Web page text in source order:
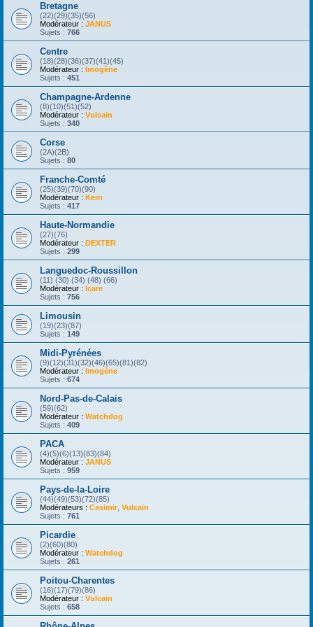
Bretagne
(22)(29)(35)(56)
Modérateur : JANUS
Sujets : 766
Centre
(18)(28)(36)(37)(41)(45)
Modérateur : Imogène
Sujets : 451
Champagne-Ardenne
(8)(10)(51)(52)
Modérateur : Vulcain
Sujets : 340
Corse
(2A)(2B)
Sujets : 80
Franche-Comté
(25)(39)(70)(90)
Modérateur : Kern
Sujets : 417
Haute-Normandie
(27)(76)
Modérateur : DEXTER
Sujets : 299
Languedoc-Roussillon
(11) (30) (34) (48) (66)
Modérateur : Icare
Sujets : 756
Limousin
(19)(23)(87)
Sujets : 149
Midi-Pyrénées
(9)(12)(31)(32)(46)(65)(81)(82)
Modérateur : Imogène
Sujets : 674
Nord-Pas-de-Calais
(59)(62)
Modérateur : Watchdog
Sujets : 409
PACA
(4)(5)(6)(13)(83)(84)
Modérateur : JANUS
Sujets : 959
Pays-de-la-Loire
(44)(49)(53)(72)(85)
Modérateurs : Casimir, Vulcain
Sujets : 761
Picardie
(2)(60)(80)
Modérateur : Watchdog
Sujets : 261
Poitou-Charentes
(16)(17)(79)(86)
Modérateur : Vulcain
Sujets : 658